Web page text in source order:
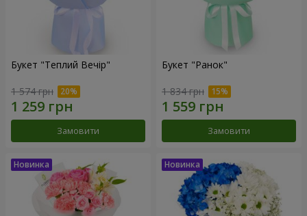
Букет "Теплий Вечір"
1 574 грн
Замовити
Букет "Ранок"
1 834 грн
Замовити